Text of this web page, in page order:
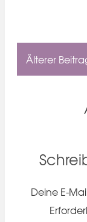
Älterer
Deine E-